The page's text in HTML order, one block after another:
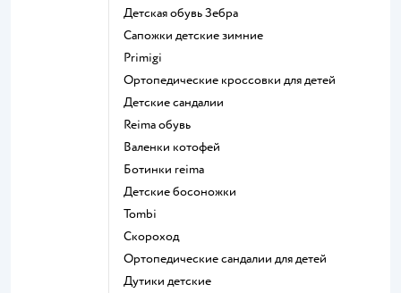
Детская обувь Зебра
Сапожки детские зимние
Primigi
Ортопедические кроссовки для детей
Детские сандалии
Reima обувь
Валенки котофей
Ботинки reima
Детские босоножки
Tombi
Скороход
Ортопедические сандалии для детей
Дутики детские